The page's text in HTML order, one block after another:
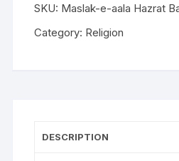
SKU: Maslak-e-aala Hazrat
Category: Religion
DESCRIPTION